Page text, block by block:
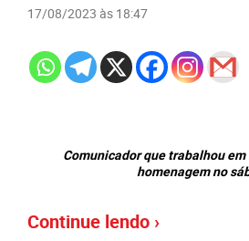
17/08/2023 às 18:47
Comunicador que trabalhou
homenagem no
Continue lendo ›